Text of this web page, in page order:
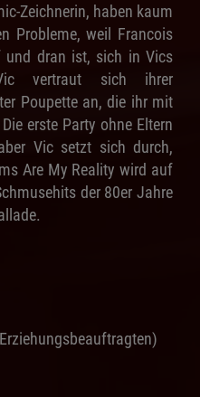
Zeichnerin, haben kaum
Probleme, weil Francois
und dran ist, sich in Vics
vertraut sich ihrer
Poupette an, die ihr mit
erste Party ohne Eltern
Vic setzt sich durch,
Are My Reality wird auf
der 80er Jahre